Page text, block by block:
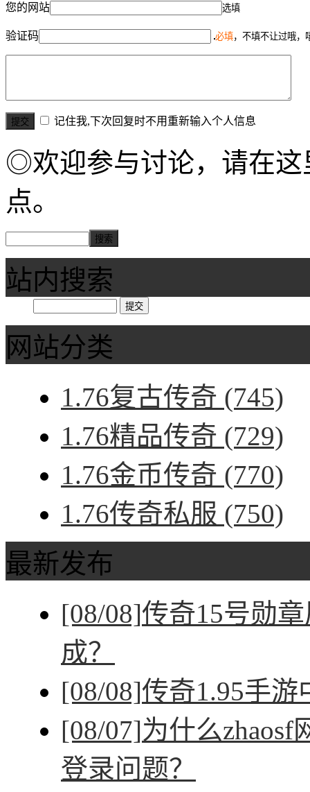
您的网站 选填
验证码 必填，不填不让过哦，
记住我,下次回复时不用重新输入个人信息
◎欢迎参与讨论，请在这
点。
站内搜索
网站分类
1.76复古传奇 (745)
1.76精品传奇 (729)
1.76金币传奇 (770)
1.76传奇私服 (750)
最新发布
[08/08]传奇15号勋
成？
[08/08]传奇1.95手
[08/07]为什么
登录问题？